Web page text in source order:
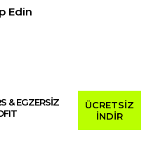
Edin
& EGZERSİZ
ÜCRETSİZ
İNDİR